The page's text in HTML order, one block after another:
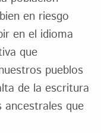
en riesgo
en el idioma
que
pueblos
de la escritura
ancestrales que